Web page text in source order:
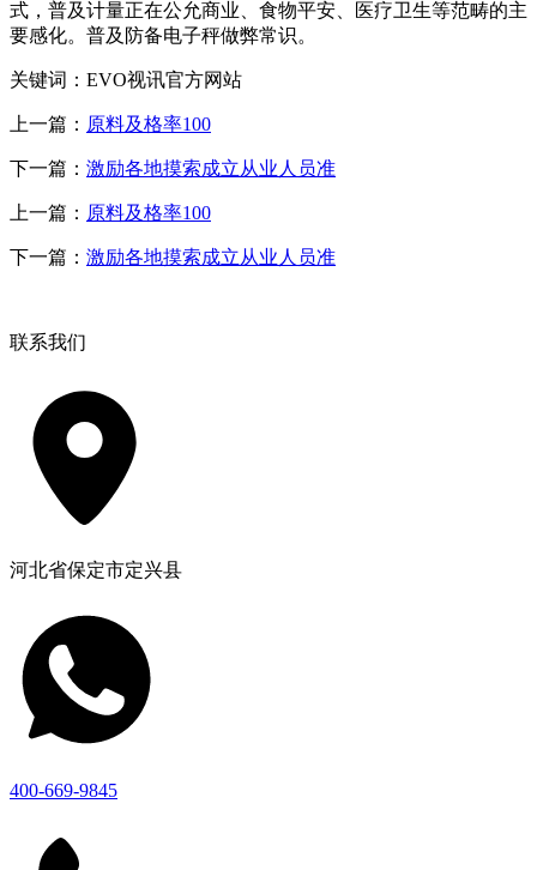
式，普及计量正在公允商业、食物平安、医疗卫生等范畴的主
要感化。普及防备电子秤做弊常识。
关键词：EVO视讯官方网站
上一篇： 原料及格率100
下一篇： 激励各地摸索成立从业人员准
上一篇： 原料及格率100
下一篇： 激励各地摸索成立从业人员准
联系我们
河北省保定市定兴县
400-669-9845